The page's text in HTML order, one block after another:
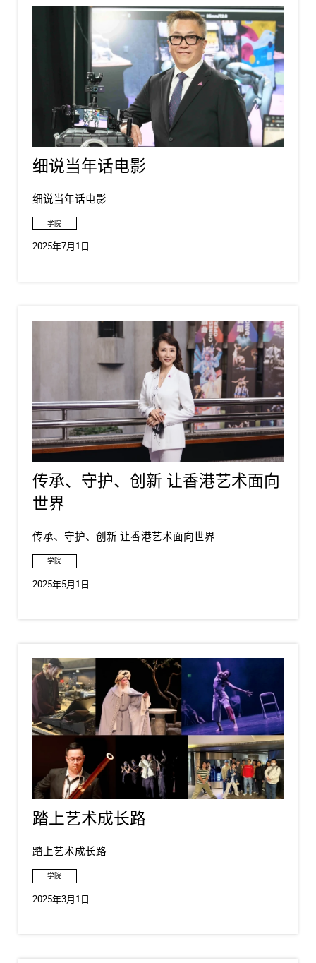
细说当年话电影
细说当年话电影
学院
2025年7月1日
传承、守护、创新 让香港艺术面向
世界
传承、守护、创新 让香港艺术面向世界
学院
2025年5月1日
踏上艺术成长路
踏上艺术成长路
学院
2025年3月1日